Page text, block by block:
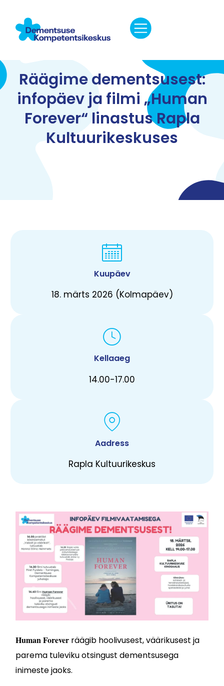
Räägime dementsusest:
infopäev ja filmi „Human
Forever“ linastus Rapla
Kultuurikeskuses
Kuupäev
18. märts 2026 (Kolmapäev)
Kellaaeg
14.00-17.00
Aadress
Rapla Kultuurikeskus
Human Forever räägib hoolivusest, väärikusest ja
parema tuleviku otsingust dementsusega
inimeste jaoks.